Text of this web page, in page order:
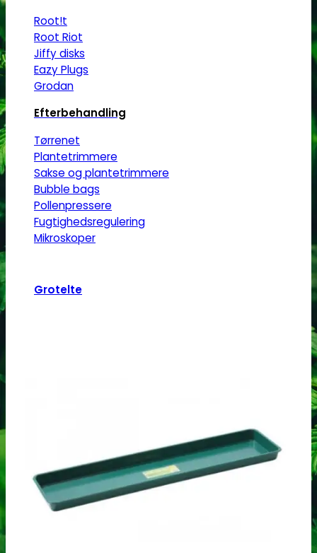
Root!t
Root Riot
Jiffy disks
Eazy Plugs
Grodan
Efterbehandling
Tørrenet
Plantetrimmere
Sakse og plantetrimmere
Bubble bags
Pollenpressere
Fugtighedsregulering
Mikroskoper
Grotelte
PH måling
EC måling
Co2 måling og kontrol